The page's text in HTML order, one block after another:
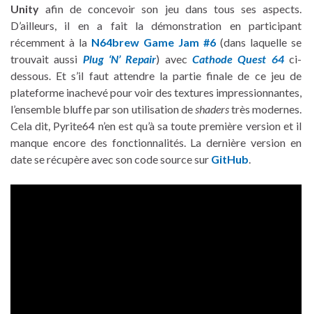
Unity afin de concevoir son jeu dans tous ses aspects.
D’ailleurs, il en a fait la démonstration en participant
récemment à la N64brew Game Jam #6 (dans laquelle se
trouvait aussi Plug ‘N’ Repair) avecCathode Quest 64ci-
dessous. Et s’il faut attendre la partie finale de ce jeu de
plateforme inachevé pour voir des textures impressionnantes,
l’ensemble bluffe par son utilisation deshaderstrès modernes.
Cela dit, Pyrite64 n’en est qu’à sa toute première version et il
manque encore des fonctionnalités. La dernière version en
date se récupère avec son code source sur GitHub.